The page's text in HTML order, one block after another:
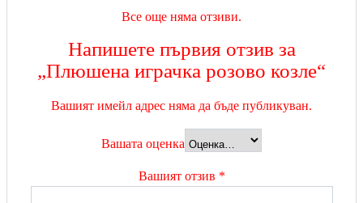
Все още няма отзиви.
Напишете първия отзив за
„Плюшена играчка розово козле“
Вашият имейл адрес няма да бъде публикуван.
Вашата оценка
Вашият отзив *